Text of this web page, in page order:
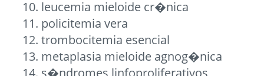
leucemia mieloide cr�nica
policitemia vera
trombocitemia esencial
metaplasia mieloide agnog�nica
s�ndromes linfoproliferativos